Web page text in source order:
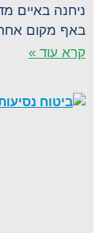
ניחנה באיים
באף מקום
קרא עוד »